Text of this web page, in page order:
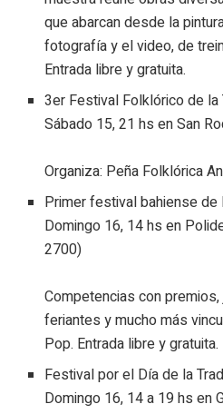
que abarcan desde la
fotografía y el video, de
Entrada libre y gratuita.
3er Festival Folklórico de la
Sábado 15, 21 hs en San
Organiza: Peña Folklórica
Primer festival bahiense de
Domingo 16, 14 hs en
2700)
Competencias con
feriantes y mucho más
Pop. Entrada libre y gratuita.
Festival por el Día de la
Domingo 16, 14 a 19 hs en